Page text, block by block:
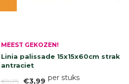
MEEST GEKOZEN!
Linia palissade 15x15x60cm strak
antraciet
€5,75 €3,99 per stuks